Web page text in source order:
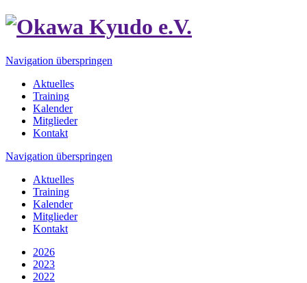
Navigation überspringen
Aktuelles
Training
Kalender
Mitglieder
Kontakt
Navigation überspringen
Aktuelles
Training
Kalender
Mitglieder
Kontakt
2026
2023
2022